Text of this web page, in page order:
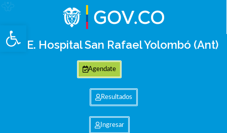
Abrir barra de herramientas
E.S.E. Hospital San Rafael Yolombó (Ant)
Agendate
Resultados
Ingresar